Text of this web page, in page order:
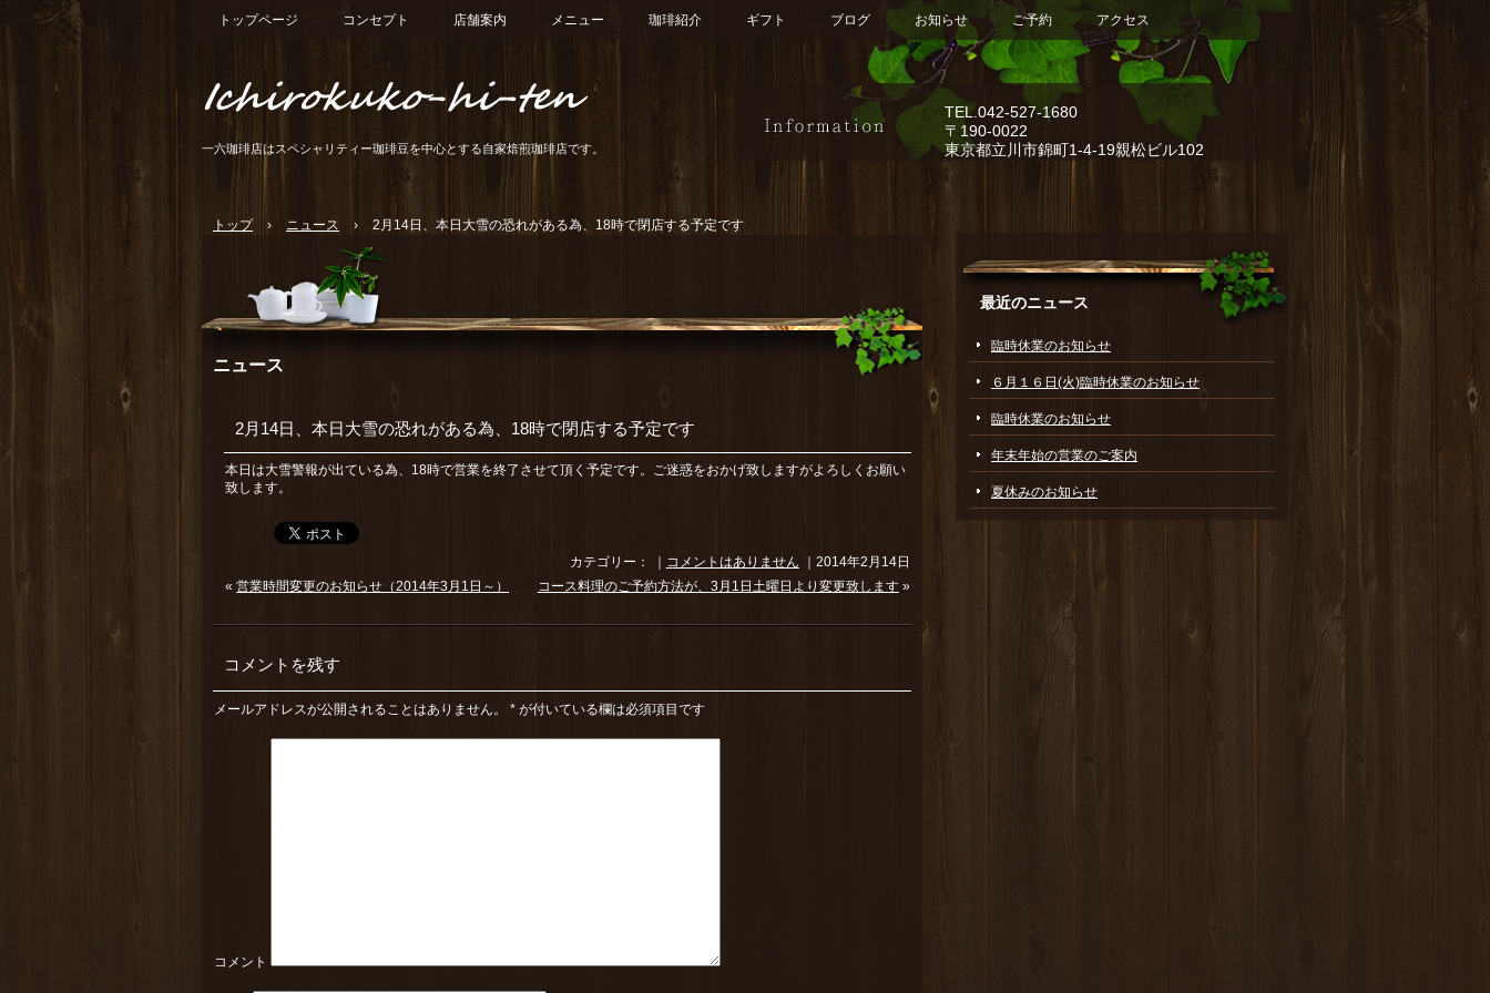
一六珈琲店はスペシャリティー珈琲豆を中心とする自家焙煎珈琲店です。
TEL.042-527-1680
〒190-0022
東京都立川市錦町1-4-19親松ビル102
トップページ コンセプト 店舗案内 メニュー 珈琲紹介 ギフト ブログ お知らせ ご予約 アクセス
トップ › ニュース › 2月14日、本日大雪の恐れがある為、18時で閉店する予定です
ニュース
2月14日、本日大雪の恐れがある為、18時で閉店する予定です
本日は大雪警報が出ている為、18時で営業を終了させて頂く予定です。ご迷惑をおかげ致しますがよろしくお願い
致します。
カテゴリー： ｜ コメントはありません ｜2014年2月14日
«営業時間変更のお知らせ（2014年3月1日～） コース料理のご予約方法が、3月1日土曜日より変更致します»
コメントを残す
メールアドレスが公開されることはありません。 * が付いている欄は必須項目です
コメント
最近のニュース
臨時休業のお知らせ
６月１６日(火)臨時休業のお知らせ
臨時休業のお知らせ
年末年始の営業のご案内
夏休みのお知らせ